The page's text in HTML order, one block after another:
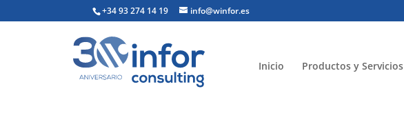
+34 93 274 14 19 info@winfor.es
Inicio Productos y Servicios